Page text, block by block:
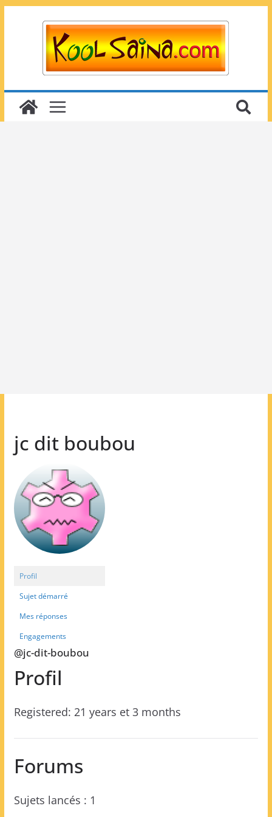
jc dit boubou
Profil
Sujet démarré
Mes réponses
Engagements
@jc-dit-boubou
Profil
Registered: 21 years et 3 months
Forums
Sujets lancés : 1